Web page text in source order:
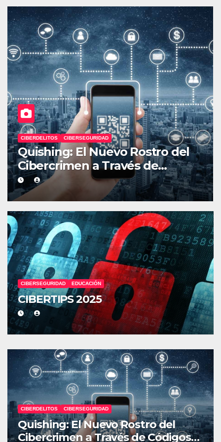
PERSONAL
Plan de Seguridad con Dos
Cuentas Bancarias
CIBERSEGURIDAD EDUCACIÓN
CIBERTIPS 2025
CIBERDELITOS CIBERSEGURIDAD
Quishing: El Nuevo Rostro del
Cibercrimen a Través de Códigos